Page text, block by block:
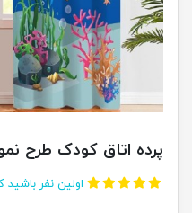
پرده اتاق کودک طرح
اولین نفر باشید